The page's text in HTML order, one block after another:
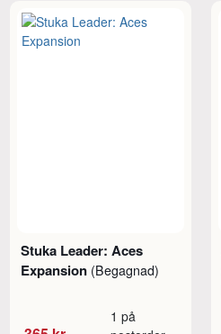
Stuka Leader: Aces
Expansion (Begagnad)
1 på